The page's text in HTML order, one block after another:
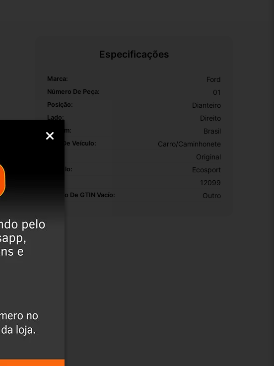
Especificações
Marca: Ford
Número De Peça: 01
Posição: Dianteiro
Lado: Direito
Origem: Brasil
Tipo De Veículo: Carro/Caminhonete
Original
Modelo: Ecosport
12099
Motivo De GTIN Vacío: Outro